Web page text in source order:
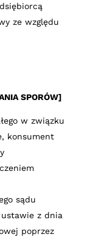
ze względu
SPORÓW]
w związku
konsument
sądu
z dnia
poprzez